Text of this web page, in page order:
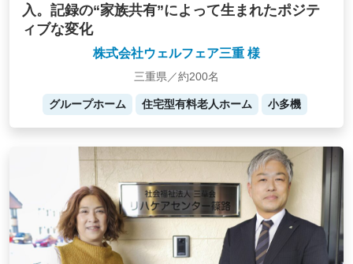
入。記録の“家族共有”によって生まれたポジテ
ィブな変化
株式会社ウェルフェア三重 様
三重県／約200名
グループホーム 住宅型有料老人ホーム 小多機